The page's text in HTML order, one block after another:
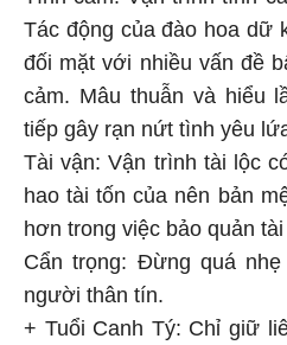
Tác động của đào hoa dữ
đối mặt với nhiều vấn đề
cảm. Mâu thuẫn và hiểu
tiếp gây rạn nứt tình yêu
Tài vận: Vận trình tài lộc
hao tài tốn của nên bản
hơn trong việc bảo quản tài
Cẩn trọng: Đừng quá
người thân tín.
+ Tuổi Canh Tý: Chỉ giữ